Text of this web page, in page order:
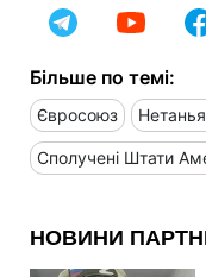
Більше по темі:
Євросоюз
Сполучені Штати